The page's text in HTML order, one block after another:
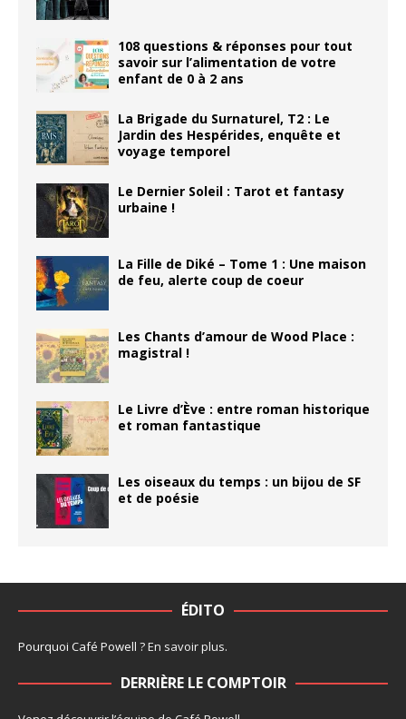
108 questions & réponses pour tout
savoir sur l’alimentation de votre
enfant de 0 à 2 ans
La Brigade du Surnaturel, T2 : Le
Jardin des Hespérides, enquête et
voyage temporel
Le Dernier Soleil : Tarot et fantasy
urbaine !
La Fille de Diké – Tome 1 : Une maison
de feu, alerte coup de coeur
Les Chants d’amour de Wood Place :
magistral !
Le Livre d’Ève : entre roman historique
et roman fantastique
Les oiseaux du temps : un bijou de SF
et de poésie
ÉDITO
Pourquoi Café Powell ?En savoir plus.
DERRIÈRE LE COMPTOIR